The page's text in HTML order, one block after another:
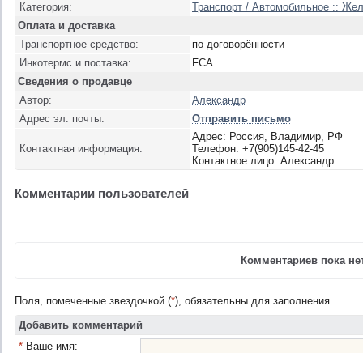
Категория:
Транспорт / Автомобильное ::
Оплата и доставка
Транспортное средство:
по договорённости
Инкотермс и поставка:
FCA
Сведения о продавце
Автор:
Александр
Адрес эл. почты:
Отправить письмо
Контактная информация:
Адрес: Россия, Владимир, РФ
Телефон: +7(905)145-42-45
Контактное лицо: Александр
Комментарии пользователей
Комментариев пока
Поля, помеченные звездочкой (*), обязательны для заполнения.
Добавить комментарий
* Ваше имя: